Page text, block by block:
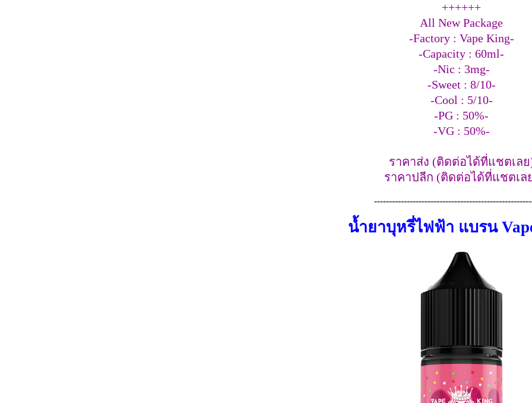
++++++
All New Package
-Factory : Vape King-
-Capacity : 60ml-
-Nic : 3mg-
-Sweet : 8/10-
-Cool : 5/10-
-PG : 50%-
-VG : 50%-
ราคาส่ง (ติดต่อได้ที่แชตเลย
ราคาปลีก (ติดต่อได้ที่แชตเล
น้ำยาบุหรี่ไฟฟ้า แบรน